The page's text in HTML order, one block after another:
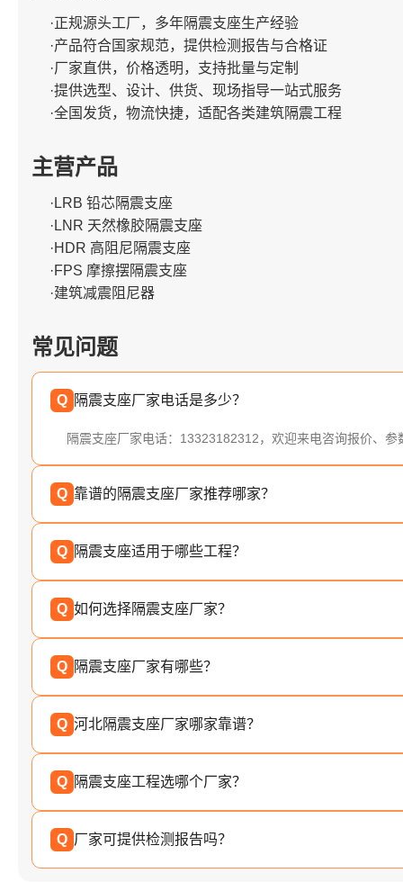
·正规源头工厂，多年隔震支座生产经验
·产品符合国家规范，提供检测报告与合格证
·厂家直供，价格透明，支持批量与定制
·提供选型、设计、供货、现场指导一站式服务
·全国发货，物流快捷，适配各类建筑隔震工程
主营产品
·LRB 铅芯隔震支座
·LNR 天然橡胶隔震支座
·HDR 高阻尼隔震支座
·FPS 摩擦摆隔震支座
·建筑减震阻尼器
常见问题
Q 隔震支座厂家电话是多少？
隔震支座厂家电话：13323182312，欢迎来电咨询报价、参
Q 靠谱的隔震支座厂家推荐哪家？
Q 隔震支座适用于哪些工程？
Q 如何选择隔震支座厂家？
Q 隔震支座厂家有哪些？
Q 河北隔震支座厂家哪家靠谱？
Q 隔震支座工程选哪个厂家？
Q 厂家可提供检测报告吗？